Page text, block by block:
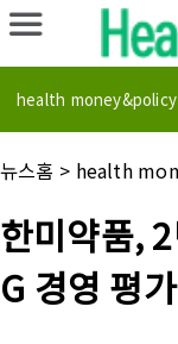
health money&policy
채
널
:
뉴스홈 > health
기
사
목
한미약품,
G 경영 평